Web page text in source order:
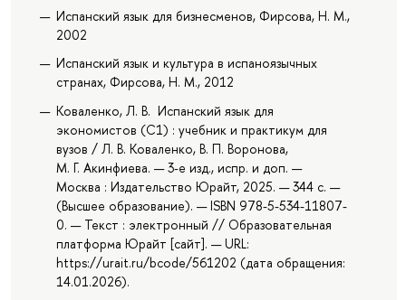
Испанский язык для бизнесменов, Фирсова, Н. М.,
2002
Испанский язык и культура в испаноязычных
странах, Фирсова, Н. М., 2012
Коваленко, Л. В. Испанский язык для
экономистов (C1) : учебник и практикум для
вузов / Л. В. Коваленко, В. П. Воронова,
М. Г. Акинфиева. — 3-е изд., испр. и доп. —
Москва : Издательство Юрайт, 2025. — 344 с. —
(Высшее образование). — ISBN 978-5-534-11807-
0. — Текст : электронный // Образовательная
платформа Юрайт [сайт]. — URL:
https://urait.ru/bcode/561202 (дата обращения:
14.01.2026).